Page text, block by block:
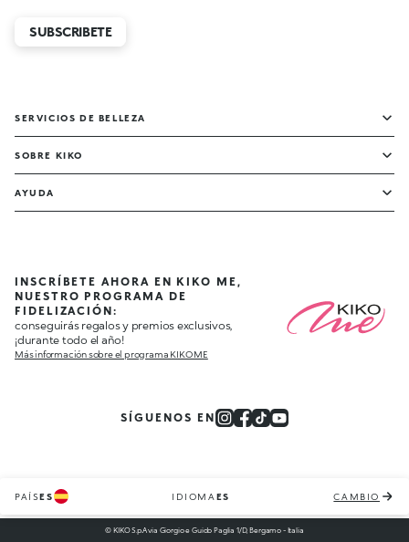
SUBSCRIBETE
SERVICIOS DE BELLEZA
SOBRE KIKO
AYUDA
INSCRÍBETE AHORA EN KIKO ME,
NUESTRO PROGRAMA DE
FIDELIZACIÓN:
conseguirás regalos y premios exclusivos,
¡durante todo el año!
Más información sobre el programa KIKO ME
SÍGUENOS EN
PAÍSES IDIOMA ES CAMBIO
© KIKO S.p.A via Giorgio e Guido Paglia 1/D, Bergamo - Italia